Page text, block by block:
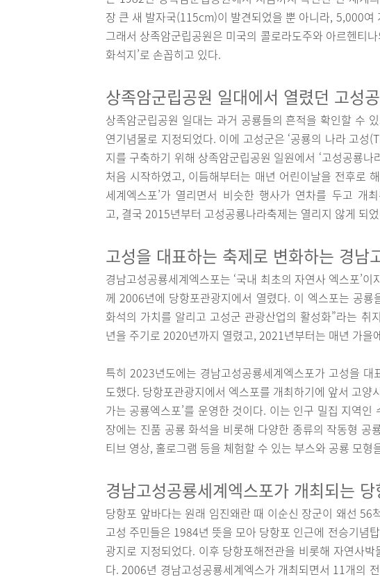
장 큰 새 발자국(115cm)이 발견되었을 뿐 아니라, 5,000
그래서 상족암군립공원은 미국의 콜로라도주와 아르헨티
화석지’로 손꼽히고 있다.
상족암군립공원 일대에서 열렸던 고성
상족암군립공원 일대는 과거 공룡들의 흔적을 확인할 수
연기념물로 지정되었다. 이에 고성군은 ‘공룡의 나라 고
지를 구축하기 위해 상족암군립공원 일원에서 ‘고성공룡
처음 시작하였고, 이듬해부터는 매년 어린이날을 전후로
세계엑스포’가 열리면서 비슷한 행사가 연차를 두고 개
고, 결국 2015년부터 고성공룡나라축제는 열리지 않게 되
고성을 대표하는 축제로 변화하는 경남
경남고성공룡세계엑스포는 ‘국내 최초의 자연사 엑스포’
께 2006년에 당항포관광지에서 열렸다. 이 엑스포는 공
화석의 가치를 알리고 고성군 관광산업의 활성화”라는
년을 주기로 2020년까지 열렸고, 2021년부터는 매년 가을
특히 2023년도에는 경남고성공룡세계엑스포가 고성을
도했다. 당항포관광지에서 엑스포를 개최하기에 앞서 고
가는 공룡엑스포’를 운영한 것이다. 이는 인구 밀집 지역
장에는 진품 공룡 화석을 비롯해 다양한 종류의 작동형 공
티브 영상, 홀로그램 등을 체험할 수 있는 부스와 공룡 모형
경남고성공룡세계엑스포가 개최되는 당
당항포 앞바다는 원래 임진왜란 때 이순신 장군이 왜선 56
고성 주민들은 1984년 뜻을 모아 당항포 인근에 전승기념
광지로 지정되었다. 이후 당항포해전관을 비롯해 자연사
다. 2006년 경남고성공룡세계엑스가 개최되면서 11개의